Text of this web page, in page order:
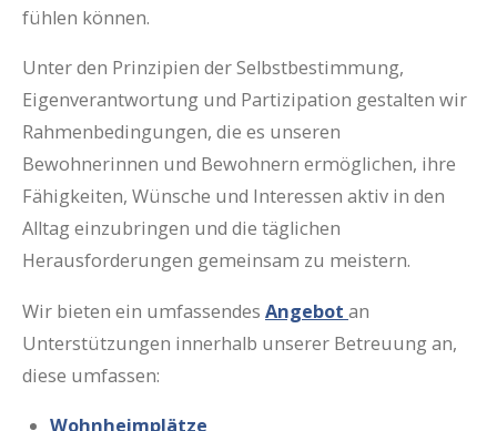
fühlen können.
Unter den Prinzipien der Selbstbestimmung,
Eigenverantwortung und Partizipation gestalten wir
Rahmenbedingungen, die es unseren
Bewohnerinnen und Bewohnern ermöglichen, ihre
Fähigkeiten, Wünsche und Interessen aktiv in den
Alltag einzubringen und die täglichen
Herausforderungen gemeinsam zu meistern.
Wir bieten ein umfassendes Angebot an
Unterstützungen innerhalb unserer Betreuung an,
diese umfassen:
Wohnheimplätze